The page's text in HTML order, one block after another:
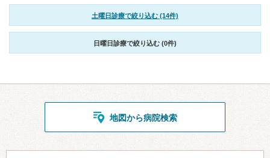
土曜日診療で絞り込む (14件)
日曜日診療で絞り込む (0件)
地図から病院検索